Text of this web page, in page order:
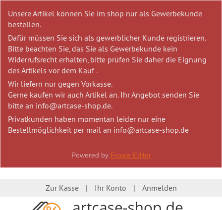
Unsere Artikel können Sie im shop nur als Gewerbekunde
bestellen.
Dafür müssen Sie sich als gewerblicher Kunde registrieren.
Bitte beachten Sie, das Sie als Gewerbekunde kein
Widerrufsrecht erhalten, bitte prüfen Sie daher die Eignung
des Artikels vor dem Kauf .
Wir liefern nur gegen Vorkasse.
Gerne kaufen wir auch Artikel an. Ihr Angebot senden Sie
bitte an info@artcase-shop.de.
Privatkunden haben momentan leider nur eine
Bestellmöglichkeit per mail an info@artcase-shop.de
Powered by Froala Editor
Zur Kasse Ihr Konto Anmelden